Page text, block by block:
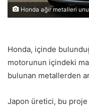
Honda ağır metalleri
Honda, içinde
motorunun içindeki
bulunan metallerden
Japon üretici, bu